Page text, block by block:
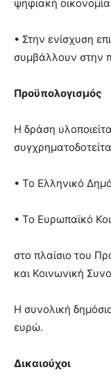
ψηφιακή οικονομία
• Στην ενίσχυση
συμβάλλουν στην
Προϋπολογισμός
Η δράση
• Το Ελληνικό
• Το Ευρωπαϊκό
στο πλαίσιο του
και Κοινωνική
Η συνολική
ευρώ.
Δικαιούχοι